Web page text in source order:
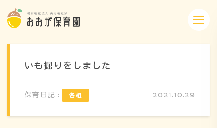
いも掘りをしました
保育日記 : 2021.10.29